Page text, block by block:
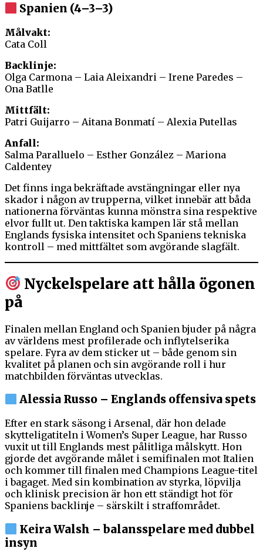
Spanien (4–3–3)
Målvakt:
Cata Coll
Backlinje:
Olga Carmona – Laia Aleixandri – Irene Paredes –
Ona Batlle
Mittfält:
Patri Guijarro – Aitana Bonmatí – Alexia Putellas
Anfall:
Salma Paralluelo – Esther González – Mariona
Caldentey
Det finns inga bekräftade avstängningar eller nya
skador i någon av trupperna, vilket innebär att båda
nationerna förväntas kunna mönstra sina respektive
elvor fullt ut. Den taktiska kampen lär stå mellan
Englands fysiska intensitet och Spaniens tekniska
kontroll – med mittfältet som avgörande slagfält.
Nyckelspelare att hålla ögonen
på
Finalen mellan England och Spanien bjuder på några
av världens mest profilerade och inflytelserika
spelare. Fyra av dem sticker ut – både genom sin
kvalitet på planen och sin avgörande roll i hur
matchbilden förväntas utvecklas.
Alessia Russo – Englands offensiva spets
Efter en stark säsong i Arsenal, där hon delade
skytteligatiteln i Women’s Super League, har Russo
vuxit ut till Englands mest pålitliga målskytt. Hon
gjorde det avgörande målet i semifinalen mot Italien
och kommer till finalen med Champions League-titel
i bagaget. Med sin kombination av styrka, löpvilja
och klinisk precision är hon ett ständigt hot för
Spaniens backlinje – särskilt i straffområdet.
Keira Walsh – balansspelare med dubbel
insyn